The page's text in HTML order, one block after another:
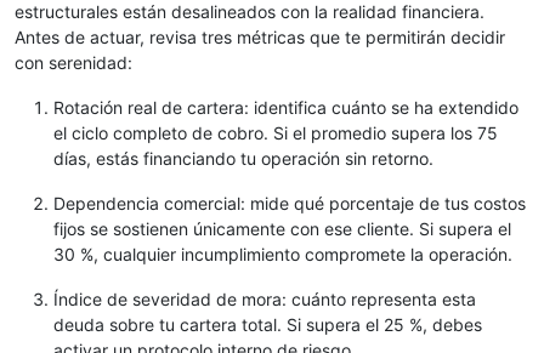
estructurales están desalineados con la realidad financiera.
Antes de actuar, revisa tres métricas que te permitirán decidir
con serenidad:
Rotación real de cartera: identifica cuánto se ha extendido
el ciclo completo de cobro. Si el promedio supera los 75
días, estás financiando tu operación sin retorno.
Dependencia comercial: mide qué porcentaje de tus costos
fijos se sostienen únicamente con ese cliente. Si supera el
30 %, cualquier incumplimiento compromete la operación.
Índice de severidad de mora: cuánto representa esta
deuda sobre tu cartera total. Si supera el 25 %, debes